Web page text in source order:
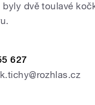
byly dvě toulavé
627